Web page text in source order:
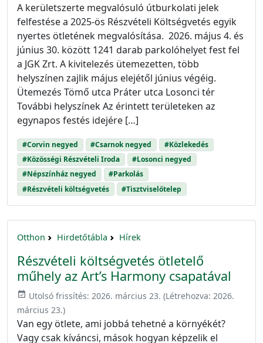
A kerületszerte megvalósuló útburkolati jelek
felfestése a 2025-ös Részvételi Költségvetés egyik
nyertes ötletének megvalósítása. 2026. május 4. és
június 30. között 1241 darab parkolóhelyet fest fel
a JGK Zrt. A kivitelezés ütemezetten, több
helyszínen zajlik május elejétől június végéig.
Ütemezés Tömő utca Práter utca Losonci tér
További helyszínek Az érintett területeken az
egynapos festés idejére […]
#Corvin negyed #Csarnok negyed
#Közlekedés
#Közösségi Részvételi Iroda
#Losonci negyed
#Népszínház negyed
#Parkolás
#Részvételi költségvetés
#Tisztviselőtelep
Otthon Hirdetőtábla Hírek
Részvételi költségvetés ötletelő
műhely az Art’s Harmony csapatával
event_available Utolsó frissítés: 2026. március 23. (Létrehozva: 2026.
március 23.)
Van egy ötlete, ami jobbá tehetné a környékét?
Vagy csak kíváncsi, mások hogyan képzelik el